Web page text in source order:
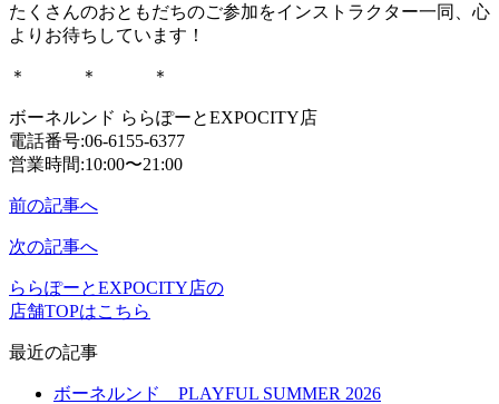
たくさんのおともだちのご参加をインストラクター一同、心
よりお待ちしています！
＊ ＊ ＊
ボーネルンド ららぽーとEXPOCITY店
電話番号:06-6155-6377
営業時間:10:00〜21:00
前の記事へ
次の記事へ
ららぽーとEXPOCITY店の
店舗TOPはこちら
最近の記事
ボーネルンド PLAYFUL SUMMER 2026